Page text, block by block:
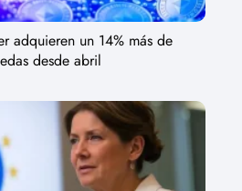
adquieren un 14% más de
desde abril